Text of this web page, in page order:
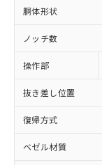
胴体形状
ノッチ数
操作部
抜き差し位置
復帰方式
ベゼル材質